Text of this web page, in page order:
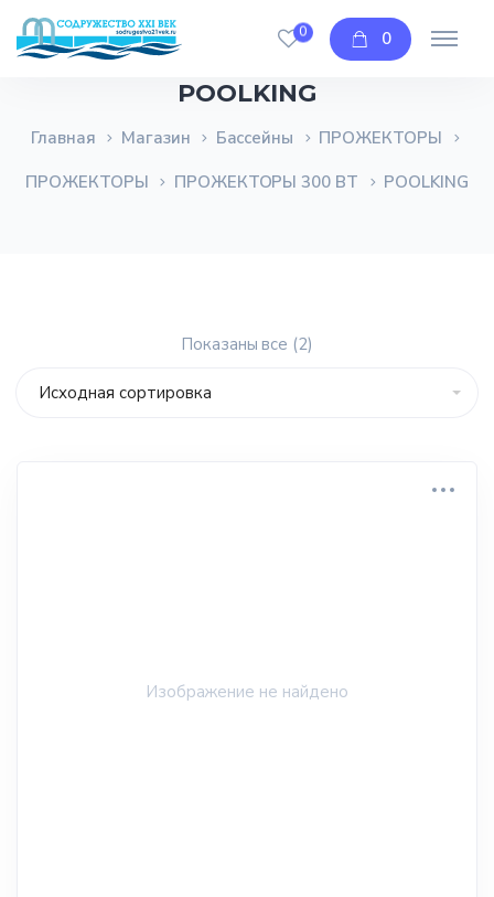
0
0
POOLKING
Главная Магазин Бассейны
ПРОЖЕКТОРЫ
ПРОЖЕКТОРЫ
ПРОЖЕКТОРЫ 300 ВТ POOLKING
Показаны все (2)